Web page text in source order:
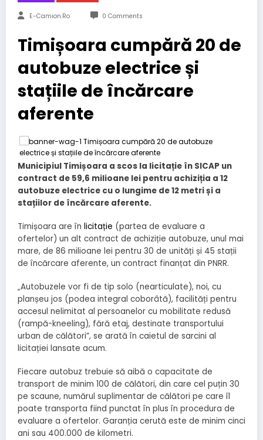
E-Camion.ro 0 Comments
Timișoara cumpără 20 de
autobuze electrice și
stațiile de încărcare
aferente
Municipiul Timișoara a scos la licitație în SICAP un
contract de 59,6 milioane lei pentru achiziția a 12
autobuze electrice cu o lungime de 12 metri și a
stațiilor de încărcare aferente.
Timișoara are în licitație (partea de evaluare a
ofertelor) un alt contract de achiziție autobuze, unul mai
mare, de 86 milioane lei pentru 30 de unități și 45 stații
de încărcare aferente, un contract finanțat din PNRR.
„Autobuzele vor fi de tip solo (nearticulate), noi, cu
planșeu jos (podea integral coborâtă), facilități pentru
accesul nelimitat al persoanelor cu mobilitate redusă
(rampă-kneeling), fără etaj, destinate transportului
urban de călători”, se arată în caietul de sarcini al
licitației lansate acum.
Fiecare autobuz trebuie să aibă o capacitate de
transport de minim 100 de călători, din care cel puțin 30
pe scaune, numărul suplimentar de călători pe care îl
poate transporta fiind punctat în plus în procedura de
evaluare a ofertelor. Garanția cerută este de minim cinci
ani sau 400.000 de kilometri.